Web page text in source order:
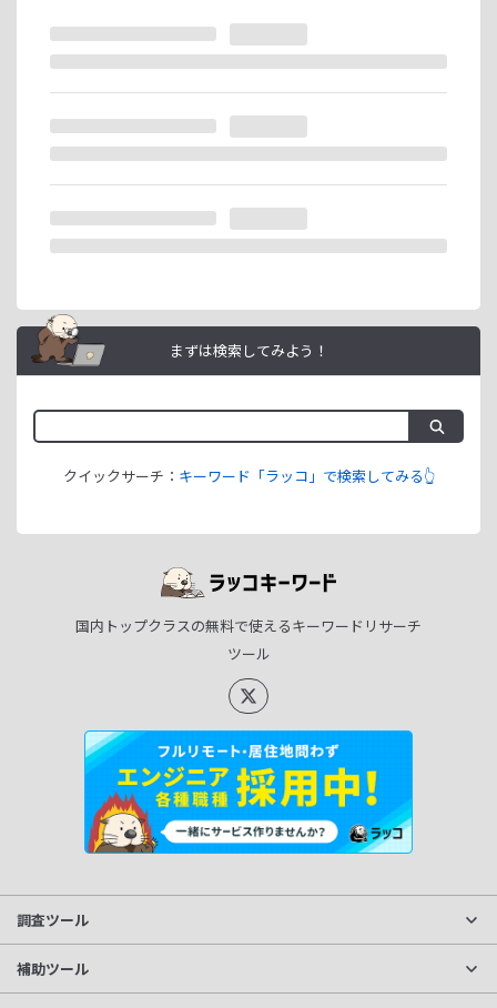
※ラッコIDの重複登録と思われる場合は、成果が発生いたし
ません。
ラッコIDアフィリエイトは、「ユーザー情報」「銀行口座情
報」をご登録いただくことで即日ご利用開始いただけます。
まずは検索してみよう！
クイックサーチ： キーワード「ラッコ」で検索してみる👆
国内トップクラスの無料で使えるキーワードリサーチ
ツール
調査ツール
サイト分析
補助ツール